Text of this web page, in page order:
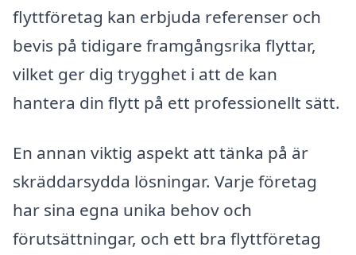
flyttföretag kan erbjuda referenser och
bevis på tidigare framgångsrika flyttar,
vilket ger dig trygghet i att de kan
hantera din flytt på ett professionellt sätt.
En annan viktig aspekt att tänka på är
skräddarsydda lösningar. Varje företag
har sina egna unika behov och
förutsättningar, och ett bra flyttföretag